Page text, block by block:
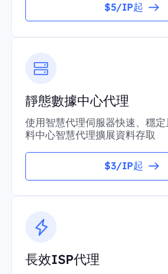
$5/IP起
靜態數據中心代理
使用智慧代理伺服器快速、穩
料中心智慧代理擴展資料存取
$3/IP起
長效ISP代理